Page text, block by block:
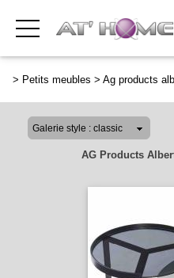
> Petits meubles > Ag products
AG Products